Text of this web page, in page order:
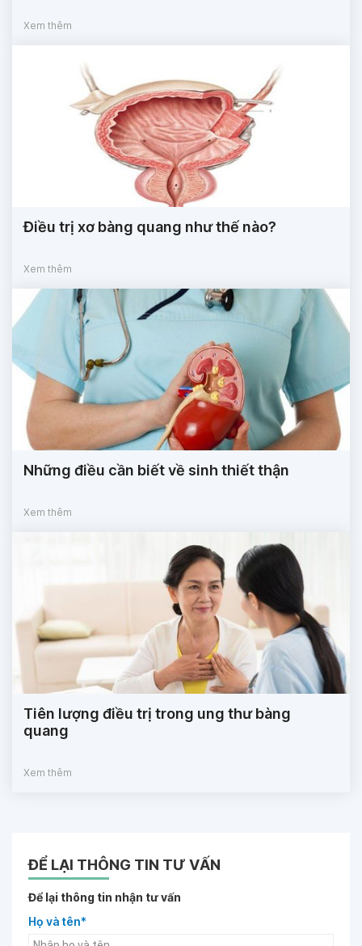
Xem thêm
Điều trị xơ bàng quang như thế nào?
Xem thêm
Những điều cần biết về sinh thiết thận
Xem thêm
Tiên lượng điều trị trong ung thư bàng
quang
Xem thêm
ĐỂ LẠI THÔNG TIN TƯ VẤN
Để lại thông tin nhận tư vấn
Họ và tên*